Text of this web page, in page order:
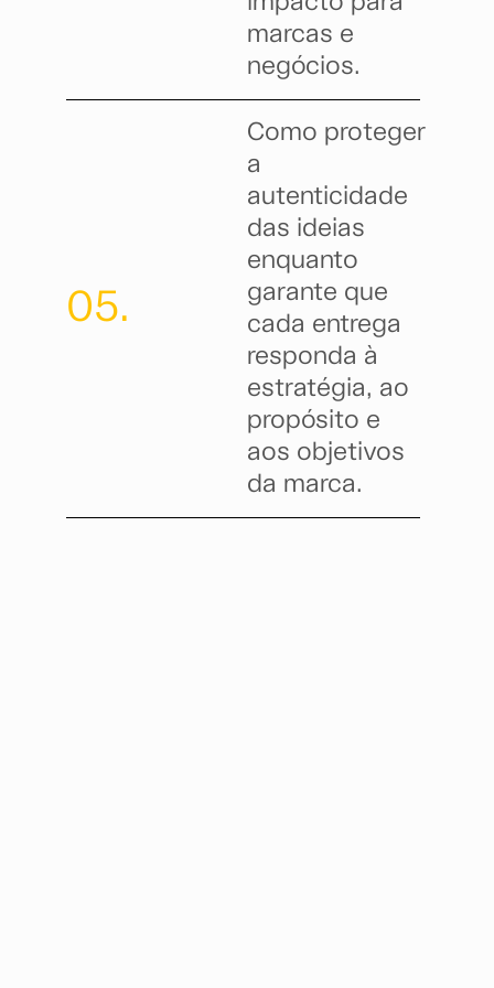
marcas e
negócios.
05.
Como proteger
a
autenticidade
das ideias
enquanto
garante que
cada entrega
responda à
estratégia, ao
propósito e
aos objetivos
da marca.